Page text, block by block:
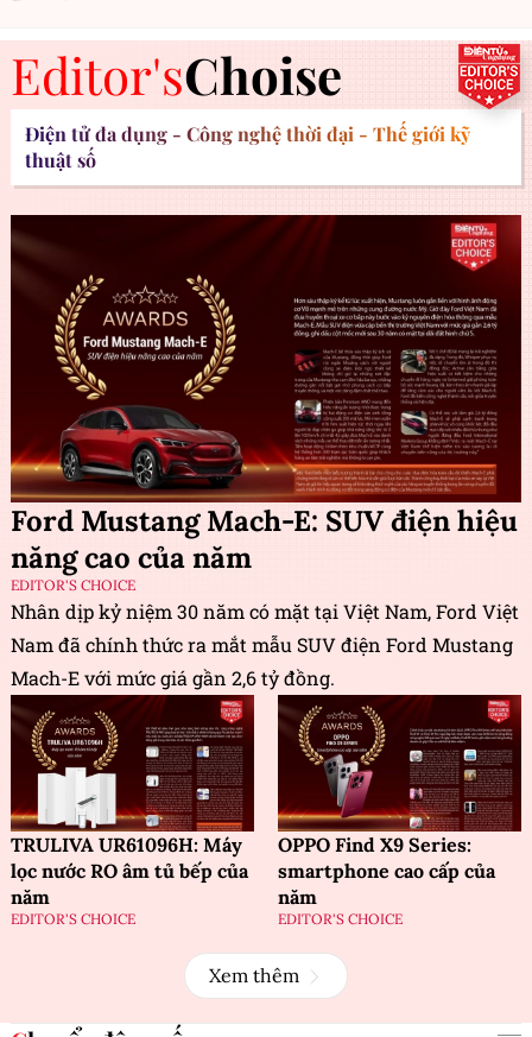
Editor'sChoise
Điện tử đa dụng - Công nghệ thời đại - Thế giới kỹ
thuật số
Ford Mustang Mach-E: SUV điện hiệu
năng cao của năm
EDITOR'S CHOICE
Nhân dịp kỷ niệm 30 năm có mặt tại Việt Nam, Ford Việt
Nam đã chính thức ra mắt mẫu SUV điện Ford Mustang
Mach-E với mức giá gần 2,6 tỷ đồng.
TRULIVA UR61096H: Máy
lọc nước RO âm tủ bếp của
năm
EDITOR'S CHOICE
OPPO Find X9 Series:
smartphone cao cấp của
năm
EDITOR'S CHOICE
Xem thêm